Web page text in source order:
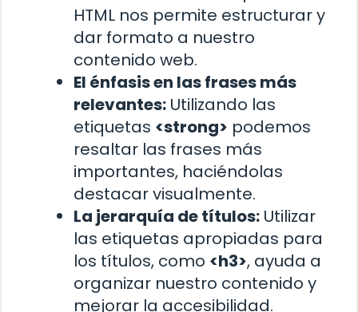
HTML nos permite estructurar y
dar formato a nuestro
contenido web.
El énfasis en las frases más
relevantes: Utilizando las
etiquetas <strong> podemos
resaltar las frases más
importantes, haciéndolas
destacar visualmente.
La jerarquía de títulos: Utilizar
las etiquetas apropiadas para
los títulos, como <h3>, ayuda a
organizar nuestro contenido y
mejorar la accesibilidad.